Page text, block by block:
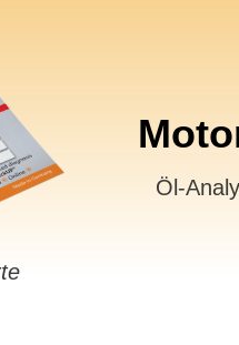
Öl-